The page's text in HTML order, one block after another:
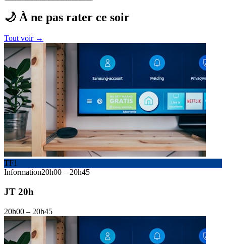
🌙 À ne pas rater ce soir
Tout voir →
TF1
Information20h00 – 20h45
JT 20h
20h00 – 20h45